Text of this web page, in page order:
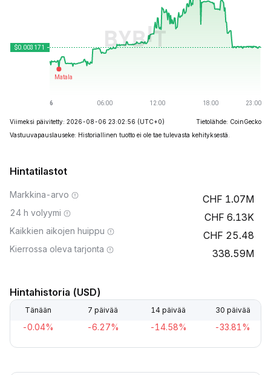
Viimeksi päivitetty: 2026-08-06 23:02:56 (UTC+0)
Tietolähde: CoinGecko
Vastuuvapauslauseke: Historiallinen tuotto ei ole tae tulevasta kehityksestä.
Hintatilastot
Markkina-arvo 1.07M
24 h volyymi 6.13K
Kaikkien aikojen huippu 25.48
Kierrossa oleva tarjonta 338.59M
Hintahistoria (USD)
Tänään 7 päivää 14 päivää 30 päivää
-0.04% -6.27% -14.58% -33.81%